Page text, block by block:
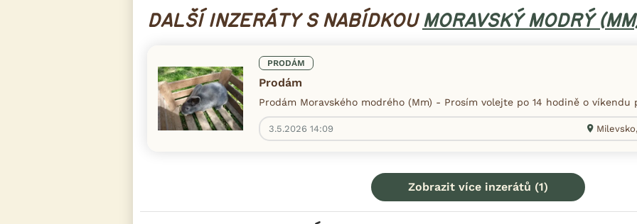
DALŠÍ INZERÁTY S NABÍDKOU MORAVSKÝ MODRÝ
PRODÁM
Prodám
Prodám Moravského modrého (Mm) - Prosím volejte po 14 hodině o víkendu
3.5.2026 14:09
Zobrazit více inzerátů (1)